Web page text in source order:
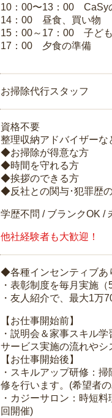
10：00〜13：00 CaSy
14：00 昼食、買い物
15：00～17：00 子ど
17：00 夕食の準備
お掃除代行スタッフ
資格不要
整理収納アドバイザーな
◆お掃除が得意な方
◆時間を守れる方
◆挨拶のできる方
◆反社との関与･犯罪歴
学歴不問 / ブランクOK /
他社経験者も大歓迎！
◆各種インセンティブあ
・表彰制度を毎月実施
・友人紹介で、最大1万
【お仕事開始前】
・説明会＆家事スキル学
サービス実施の流れやシ
【お仕事開始後】
・スキルアップ研修：
修を行います。(希望者
・カジーサロン：時短
回開催)